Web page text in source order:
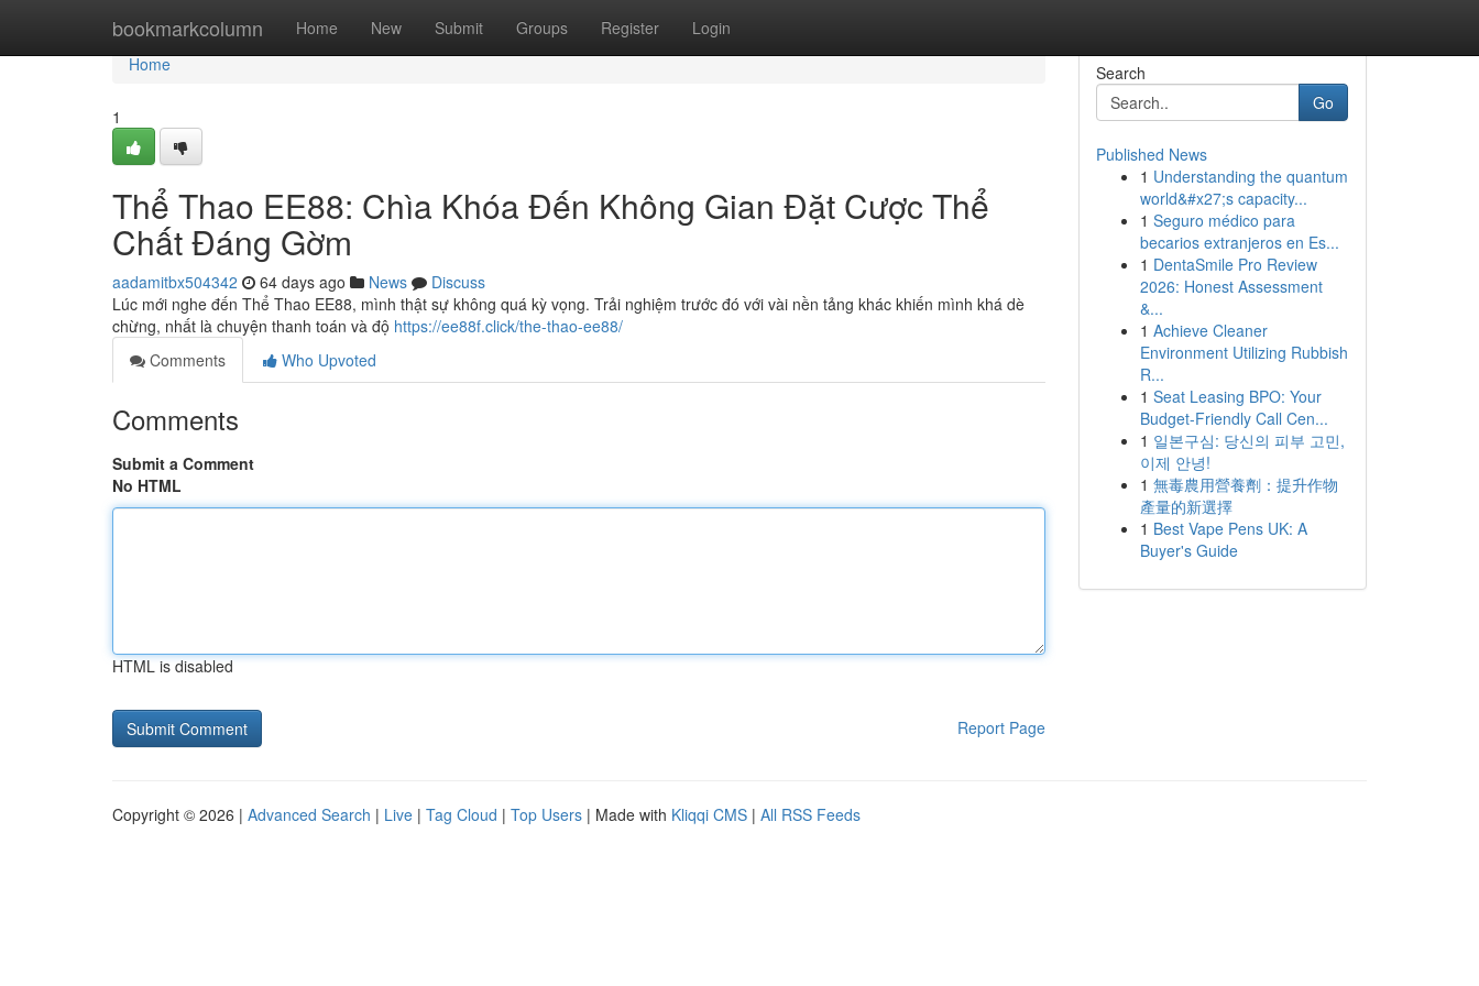
bookmarkcolumn Home New Submit Groups Register Login
Home
Home
1
Thể Thao EE88: Chìa Khóa Đến Không Gian Đặt Cược Thể
Chất Đáng Gờm
aadamitbx504342 64 days ago News
Discuss
Lúc mới nghe đến Thể Thao EE88, mình thật sự không quá kỳ vọng. Trải nghiệm trước đó với vài nền tảng khác khiến mình khá dè
chừng, nhất là chuyện thanh toán và độ https://ee88f.click/the-thao-ee88/
Comments
Who Upvoted
Comments
Submit a Comment
No HTML
HTML is disabled
Report Page
Search
Go
Published News
1 Understanding the quantum
world&#x27;s capacity...
1 Seguro médico para
becarios extranjeros en Es...
1 DentaSmile Pro Review
2026: Honest Assessment
&...
1 Achieve Cleaner
Environment Utilizing Rubbish
R...
1 Seat Leasing BPO: Your
Budget-Friendly Call Cen...
1 일본구심: 당신의 피부 고민,
이제 안녕!
1 無毒農用營養劑：提升作物
產量的新選擇
1 Best Vape Pens UK: A
Buyer's Guide
Copyright © 2026 | Advanced Search | Live | Tag Cloud | Top Users | Made with Kliqqi CMS | All RSS Feeds